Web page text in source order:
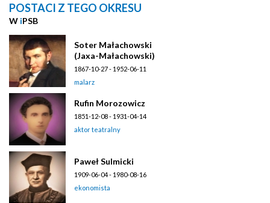
POSTACI Z TEGO OKRESU
W iPSB
Soter Małachowski
(Jaxa-Małachowski)
1867-10-27 - 1952-06-11
malarz
Rufin Morozowicz
1851-12-08 - 1931-04-14
aktor teatralny
Paweł Sulmicki
1909-06-04 - 1980-08-16
ekonomista